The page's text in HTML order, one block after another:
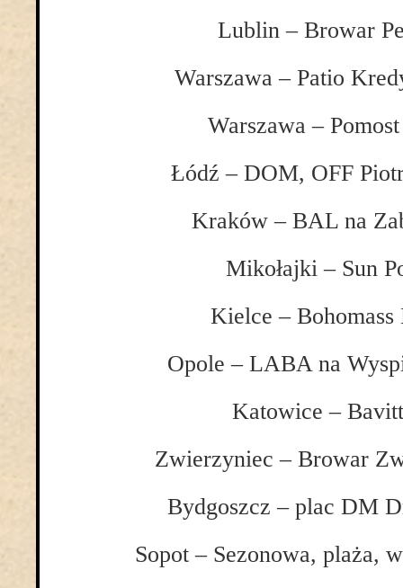
Lublin – Browar
Warszawa – Patio
Warszawa –
Łódź – DOM, OFF
Kraków – BAL na
Mikołajki – Sun
Kielce – Bohomass
Opole – LABA na
Katowice –
Zwierzyniec – Browar
Bydgoszcz – plac DM
Sopot – Sezonowa, plaża,